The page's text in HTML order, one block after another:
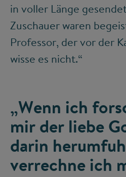
in voller Länge
Zuschauer waren
Professor, der vor der
wisse es nicht.“
„Wenn ich
mir der liebe
darin
verrechne ich